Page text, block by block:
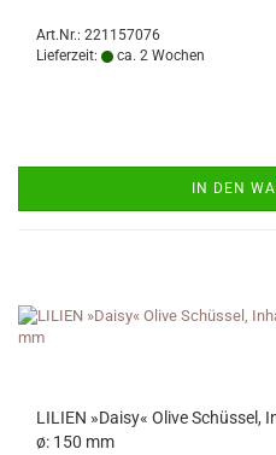
Art.Nr.: 221157076
Lieferzeit:
ca. 2 Wochen
IN DEN
LILIEN »Daisy« Olive Schüssel,
ø: 150 mm